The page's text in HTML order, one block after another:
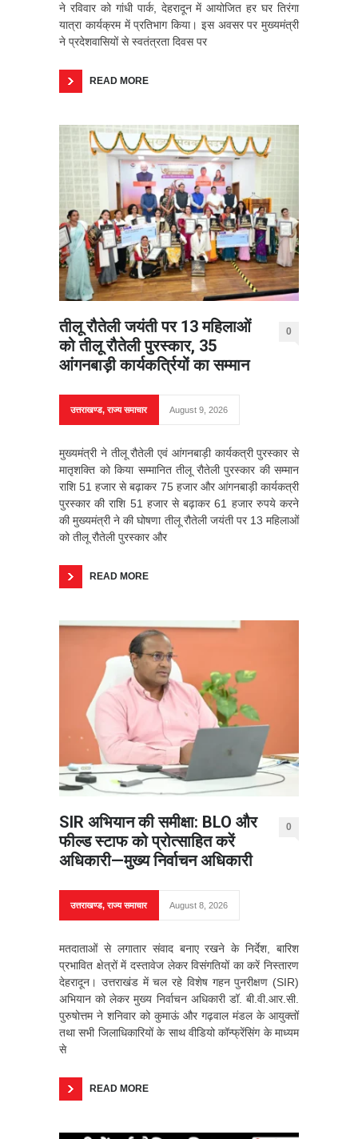
ने रविवार को गांधी पार्क, देहरादून में आयोजित हर घर तिरंगा
यात्रा कार्यक्रम में प्रतिभाग किया। इस अवसर पर मुख्यमंत्री
ने प्रदेशवासियों से स्वतंत्रता दिवस पर
READ MORE
तीलू रौतेली जयंती पर 13 महिलाओं
को तीलू रौतेली पुरस्कार, 35
आंगनबाड़ी कार्यकर्त्रियों का सम्मान
0
उत्तराखण्ड,राज्य समाचार August 9, 2026
मुख्यमंत्री ने तीलू रौतेली एवं आंगनबाड़ी कार्यकत्री पुरस्कार से
मातृशक्ति को किया सम्मानित तीलू रौतेली पुरस्कार की सम्मान
राशि 51 हजार से बढ़ाकर 75 हजार और आंगनबाड़ी कार्यकत्री
पुरस्कार की राशि 51 हजार से बढ़ाकर 61 हजार रुपये करने
की मुख्यमंत्री ने की घोषणा तीलू रौतेली जयंती पर 13 महिलाओं
को तीलू रौतेली पुरस्कार और
READ MORE
SIR अभियान की समीक्षा: BLO और
फील्ड स्टाफ को प्रोत्साहित करें
अधिकारी—मुख्य निर्वाचन अधिकारी
0
उत्तराखण्ड,राज्य समाचार August 8, 2026
मतदाताओं से लगातार संवाद बनाए रखने के निर्देश, बारिश
प्रभावित क्षेत्रों में दस्तावेज लेकर विसंगतियों का करें निस्तारण
देहरादून। उत्तराखंड में चल रहे विशेष गहन पुनरीक्षण (SIR)
अभियान को लेकर मुख्य निर्वाचन अधिकारी डॉ. बी.वी.आर.सी.
पुरुषोत्तम ने शनिवार को कुमाऊं और गढ़वाल मंडल के आयुक्तों
तथा सभी जिलाधिकारियों के साथ वीडियो कॉन्फ्रेंसिंग के माध्यम
से
READ MORE